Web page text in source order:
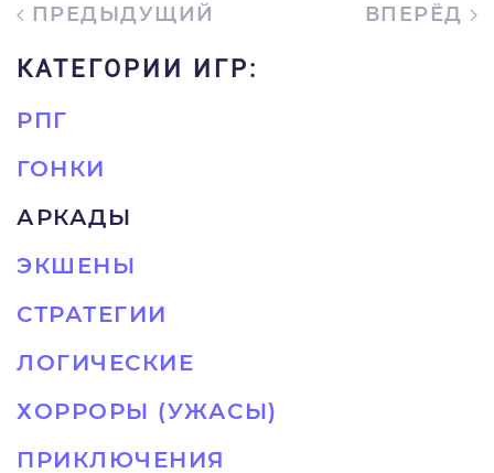
ПРЕДЫДУЩИЙ ВПЕРЁД
КАТЕГОРИИ ИГР:
РПГ
ГОНКИ
АРКАДЫ
ЭКШЕНЫ
СТРАТЕГИИ
ЛОГИЧЕСКИЕ
ХОРРОРЫ (УЖАСЫ)
ПРИКЛЮЧЕНИЯ